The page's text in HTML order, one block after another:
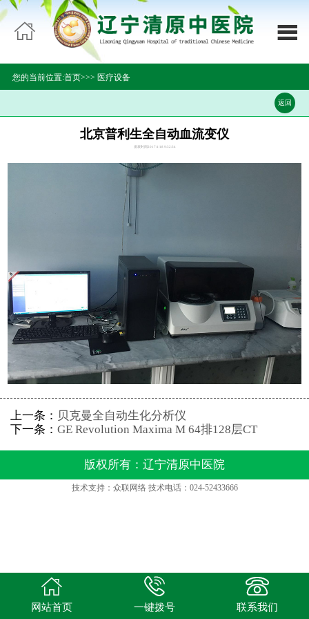
 网站首页
科室导航
医疗设备
就医指南
在线视频


您的当前位置:首页>>> 医疗设备
返回
北京普利生全自动血流变仪
发表时间2017/1/18 9:32:34
上一条： 贝克曼全自动生化分析仪
下一条： GE Revolution Maxima M 64排128层CT
版权所有：辽宁清原中医院
技术支持：众联网络 技术电话：024-52433666

网站首页

一键拨号

联系我们